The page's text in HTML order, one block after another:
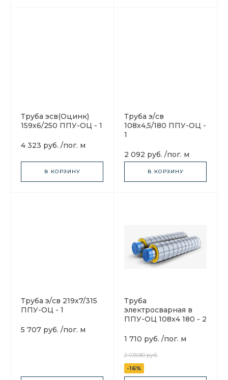
Труба эсв(Оцинк)
159х6/250 ППУ-ОЦ - 1
4 323 руб. /пог. м
В КОРЗИНУ
Труба э/св
108х4,5/180 ППУ-ОЦ -
1
2 092 руб. /пог. м
В КОРЗИНУ
Труба э/св 219х7/315
ППУ-ОЦ - 1
5 707 руб. /пог. м
Труба
электросварная в
ППУ-ОЦ 108x4 180 - 2
1 710 руб. /пог. м
2 035.80 руб.
-16%